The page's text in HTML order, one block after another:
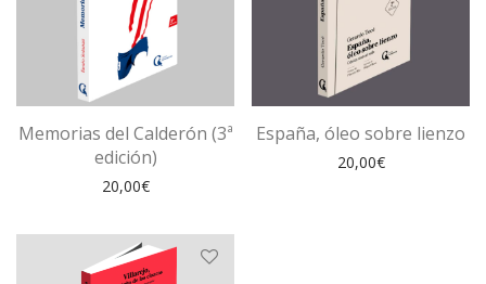
Memorias del Calderón (3ª
edición)
20,00€
España, óleo sobre lienzo
20,00€